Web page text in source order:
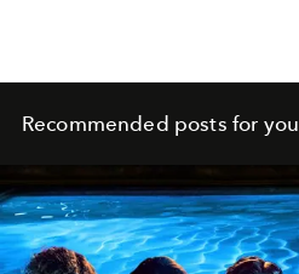
Recommended posts for you